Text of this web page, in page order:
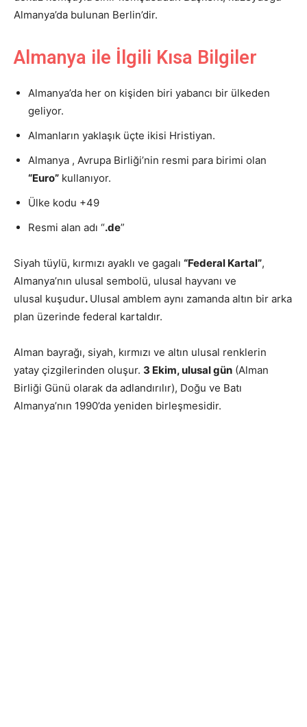
Almanya’da bulunan Berlin’dir.
Almanya ile İlgili Kısa Bilgiler
Almanya’da her on kişiden biri yabancı bir ülkeden
geliyor.
Almanların yaklaşık üçte ikisi Hristiyan.
Almanya , Avrupa Birliği’nin resmi para birimi olan
“Euro” kullanıyor.
Ülke kodu +49
Resmi alan adı “.de”
Siyah tüylü, kırmızı ayaklı ve gagalı “Federal Kartal”,
Almanya’nın ulusal sembolü, ulusal hayvanı ve
ulusal kuşudur. Ulusal amblem aynı zamanda altın bir arka
plan üzerinde federal kartaldır.
Alman bayrağı, siyah, kırmızı ve altın ulusal renklerin
yatay çizgilerinden oluşur. 3 Ekim, ulusal gün (Alman
Birliği Günü olarak da adlandırılır), Doğu ve Batı
Almanya’nın 1990’da yeniden birleşmesidir.